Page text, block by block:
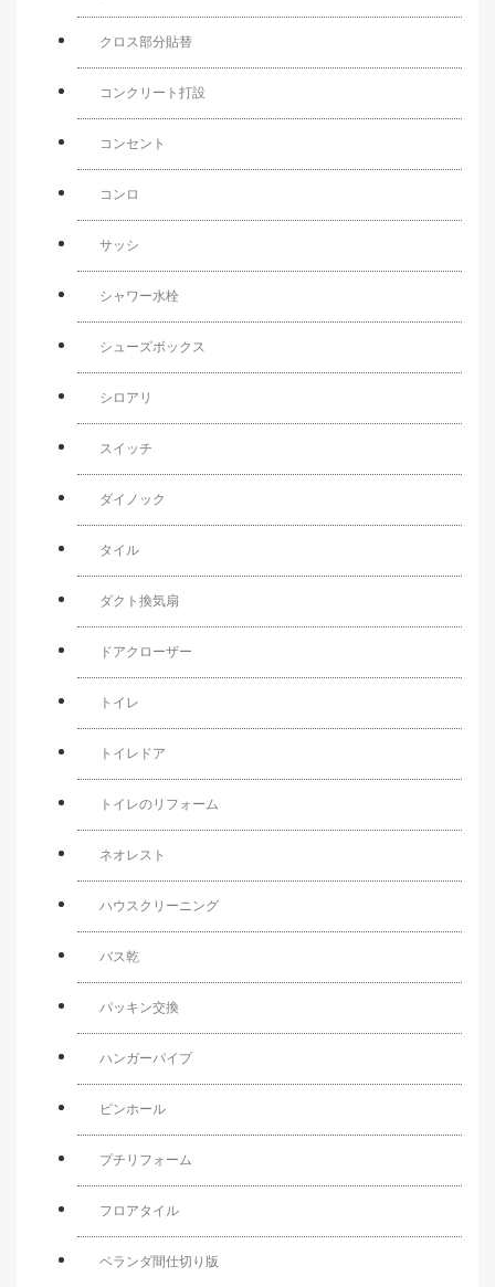
クロス部分貼替
コンクリート打設
コンセント
コンロ
サッシ
シャワー水栓
シューズボックス
シロアリ
スイッチ
ダイノック
タイル
ダクト換気扇
ドアクローザー
トイレ
トイレドア
トイレのリフォーム
ネオレスト
ハウスクリーニング
バス乾
パッキン交換
ハンガーパイプ
ピンホール
プチリフォーム
フロアタイル
ベランダ間仕切り版